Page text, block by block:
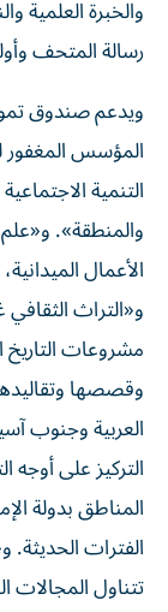
والخبرة العلمية
رسالة المتحف
ويدعم صندوق
المؤسس المغفور
التنمية
والمنطقة». و«علم
الأعمال
و«التراث
مشروعات التاريخ
وقصصها
العربية وجنوب
التركيز على أوجه
المناطق بدولة
الفترات
تتناول المجالات